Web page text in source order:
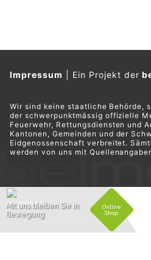
Impressum Ein Projekt der
Wir sind keine staatliche Behörde,
der schwerpunktmässig offizielle
Feuerwehr, Rettungsdiensten und
Kantonen, Gemeinden und der
Eidgenossenschaft verbreitet.
werden von uns mit